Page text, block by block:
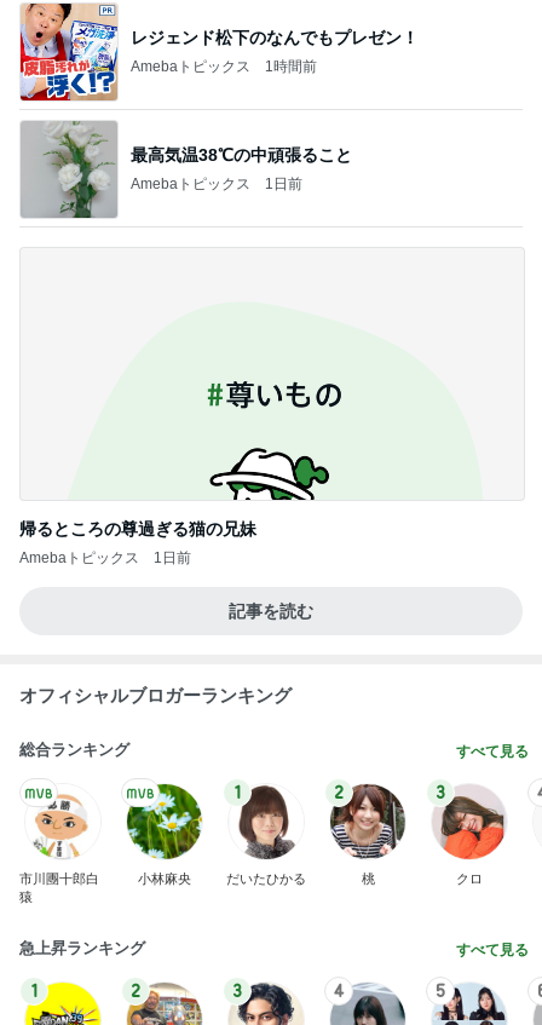
レジェンド松下のなんでもプレゼン！
Amebaトピックス 1時間前
最高気温38℃の中頑張ること
Amebaトピックス 1日前
帰るところの尊過ぎる猫の兄妹
Amebaトピックス 1日前
記事を読む
オフィシャルブロガーランキング
総合ランキング すべて見る
市川團十郎白
猿
小林麻央
1
だいたひかる
2
桃
3
クロ
急上昇ランキング すべて見る
1 2 3 4 5